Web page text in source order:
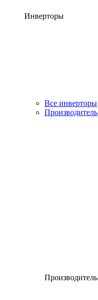
Инверторы
Все инверторы
Производитель
Производитель